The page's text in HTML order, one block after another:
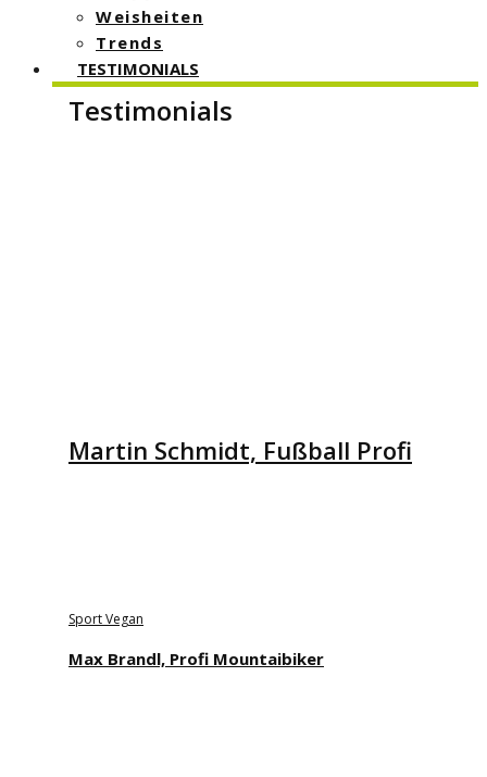
Weisheiten
Trends
TESTIMONIALS
Testimonials
Martin Schmidt, Fußball Profi
Sport Vegan
Max Brandl, Profi Mountaibiker